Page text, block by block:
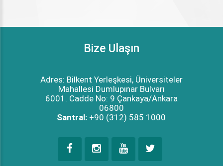
Bize Ulaşın
Adres: Bilkent Yerleşkesi, Üniversiteler
Mahallesi Dumlupınar Bulvarı
6001. Cadde No: 9 Çankaya/Ankara
06800
Santral: +90 (312) 585 1000